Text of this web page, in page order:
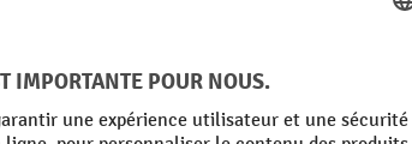
2 Variantes